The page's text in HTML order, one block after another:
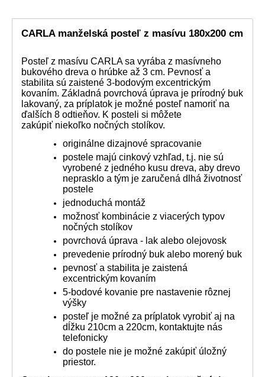
CARLA manželská posteľ z masívu 180x200 cm
Posteľ z masívu CARLA sa vyrába z masívneho
bukového dreva o hrúbke až 3 cm. Pevnosť a
stabilita sú zaistené 3-bodovým excentrickým
kovaním. Základná povrchová úprava je prírodný buk
lakovaný, za príplatok je možné posteľ namoriť na
ďalších 8 odtieňov. K posteli si môžete
zakúpiť niekoľko nočných stolíkov.
originálne dizajnové spracovanie
postele majú cinkový vzhľad, t.j. nie sú
vyrobené z jedného kusu dreva, aby drevo
neprasklo a tým je zaručená dlhá životnosť
postele
jednoduchá montáž
možnosť kombinácie z viacerých typov
nočných stolíkov
povrchová úprava - lak alebo olejovosk
prevedenie prírodný buk alebo morený buk
pevnosť a stabilita je zaistená
excentrickým kovaním
5-bodové kovanie pre nastavenie rôznej
výšky
posteľ je možné za príplatok vyrobiť aj na
dĺžku 210cm a 220cm, kontaktujte nás
telefonicky
do postele nie je možné zakúpiť úložný
priestor.